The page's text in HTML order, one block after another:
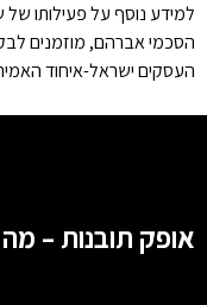
למידע נוסף על פעילותו
הסכמי אברהם, מוזמנים
העסקים ישראל-איחוד
אופק תובנות –